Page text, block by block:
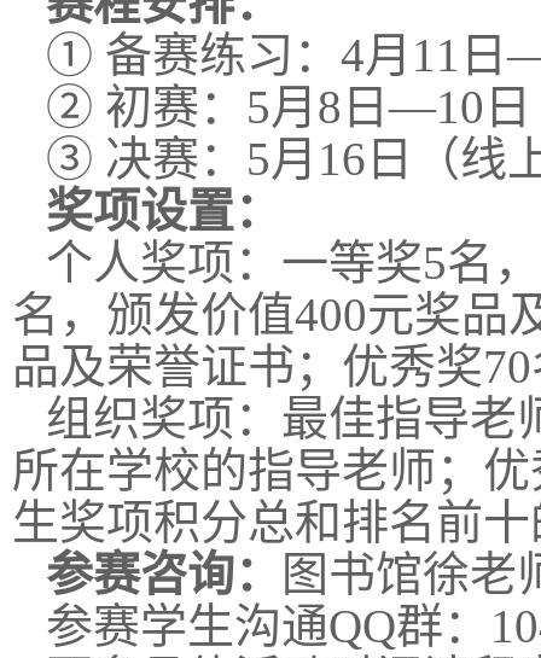
① 备赛练习：4月11日
② 初赛：5月8日—10日
③ 决赛：5月16日（线
奖项设置：
个人奖项： 一等奖5名
名，颁发价值400元奖品
品及荣誉证书； 优秀奖
组织奖项： 最佳指导老
所在学校的指导老师；
生奖项积分总和排名前
参赛咨询：
图书馆徐老
参赛学生沟通QQ群：